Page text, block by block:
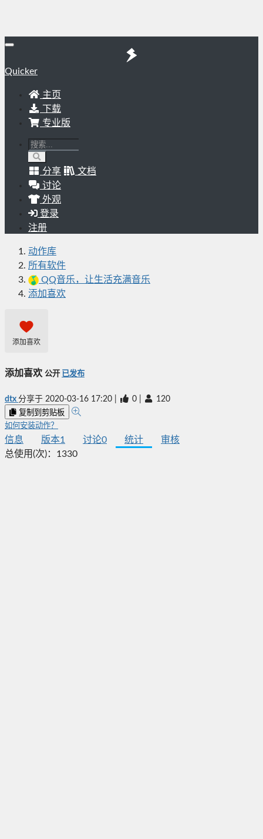
Quicker
主页
下载
专业版
分享
文档
讨论
外观
登录
注册
动作库
所有软件
QQ音乐，让生活充满音乐
添加喜欢
添加喜欢
添加喜欢 公开 已发布
dtx 分享于 2020-03-16 17:20 0 120
复制到剪贴板
如何安装动作？
信息 版本1 讨论0 统计
审核
总使用(次)： 1330